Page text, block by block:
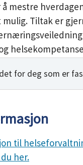
mestre
Tiltak er
for deg som er
til
her.